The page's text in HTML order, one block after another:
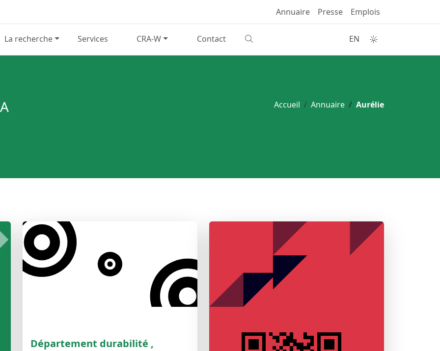
Annuaire Presse Emplois
La recherche Services CRA-W Contact EN
Accueil Annuaire Aurélie
Département durabilité ,